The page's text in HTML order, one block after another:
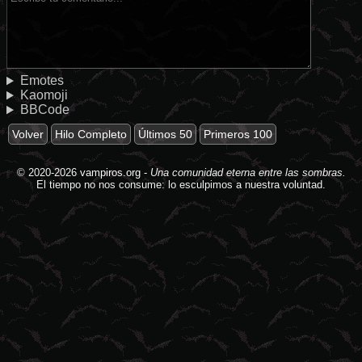
Emotes
Kaomoji
BBCode
Volver Hilo Completo Últimos 50 Primeros 100
© 2020-2026 vampiros.org- Una comunidad eterna entre las sombras.
El tiempo no nos consume: lo esculpimos a nuestra voluntad.